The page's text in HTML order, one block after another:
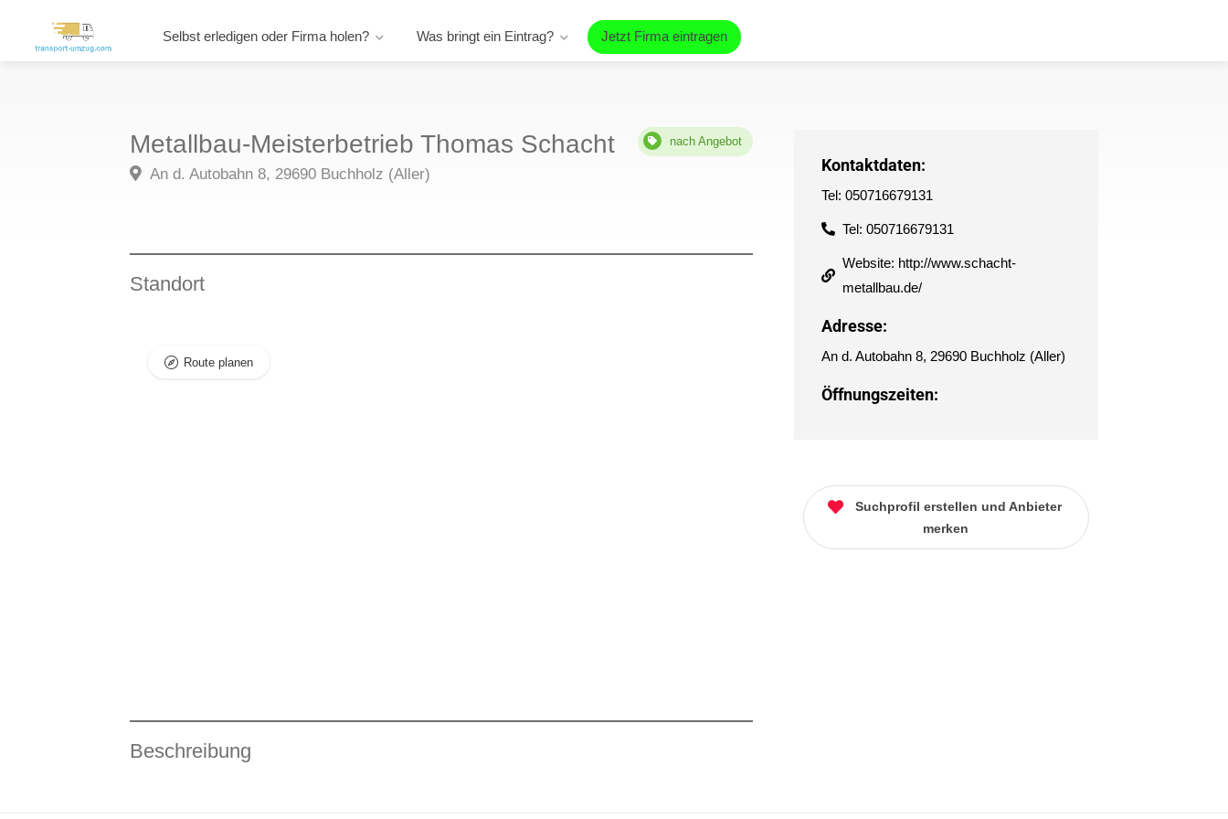
Selbst erledigen oder Firma holen? Was bringt ein Eintrag? Jetzt Firma eintragen
Metallbau-Meisterbetrieb Thomas Schacht nach Angebot
An d. Autobahn 8, 29690 Buchholz (Aller)
Standort
Route planen
Beschreibung
Kontaktdaten:
Tel: 050716679131
Tel: 050716679131
Website: http://www.schacht-
metallbau.de/
Adresse:
An d. Autobahn 8, 29690 Buchholz (Aller)
Öffnungszeiten:
Suchprofil erstellen und Anbieter
merken